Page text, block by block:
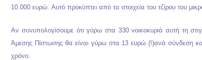
10.000 ευρώ.Αυτό προκύπτει από τα στοιχεία του τζίρου του
Αν συνυπολογίσουμε ότι γύρω στα 330 νοικοκυριά αυτή τη
Άμεσης Πίστωσης θα είναι γύρω στα 13 ευρώ (!)ανά σύνδεση
χρόνο.